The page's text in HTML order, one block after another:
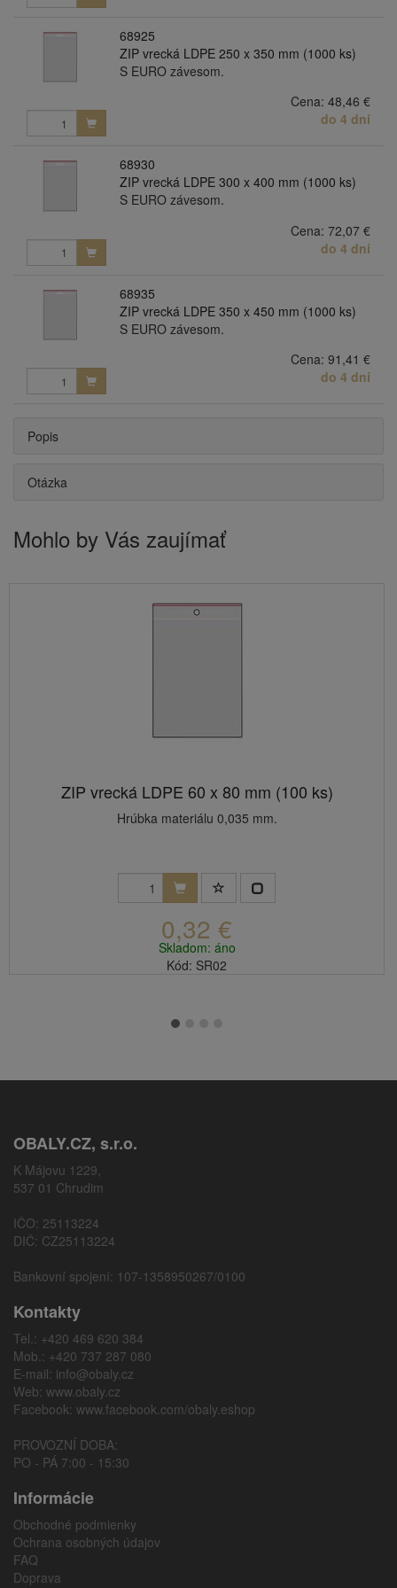
68925
ZIP vrecká LDPE 250 x 350 mm (1000 ks)
S EURO závesom.
Cena: 48,46 €
do 4 dní
68930
ZIP vrecká LDPE 300 x 400 mm (1000 ks)
S EURO závesom.
Cena: 72,07 €
do 4 dní
68935
ZIP vrecká LDPE 350 x 450 mm (1000 ks)
S EURO závesom.
Cena: 91,41 €
do 4 dní
Popis
Otázka
Mohlo by Vás zaujímať
ZIP vrecká LDPE 60 x 80 mm (100 ks)
Hrúbka materiálu 0,035 mm.
0,32 €
Skladom: áno
Kód: SR02
OBALY.CZ, s.r.o.
K Májovu 1229,
537 01 Chrudim
IČO: 25113224
DIČ: CZ25113224
Bankovní spojení: 107-1358950267/0100
Kontakty
Tel.: +420 469 620 384
Mob.: +420 737 287 080
E-mail: info@obaly.cz
Web: www.obaly.cz
Facebook: www.facebook.com/obaly.eshop
PROVOZNÍ DOBA:
PO - PÁ 7:00 - 15:30
Informácie
Obchodné podmienky
Ochrana osobných údajov
FAQ
Doprava